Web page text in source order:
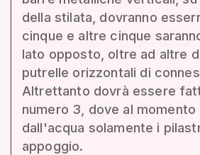
della stilata, dovranno
cinque e altre cinque
lato opposto, oltre ad altre
putrelle orizzontali di
Altrettanto dovrà essere
numero 3, dove al momento
dall'acqua solamente i
appoggio.